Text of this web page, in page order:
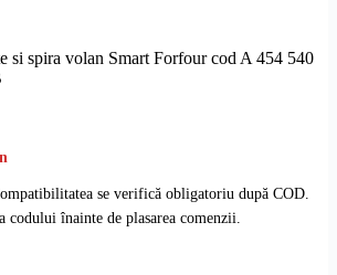
si spira volan Smart Forfour cod A 454 540
se verifică obligatoriu după COD.
codului înainte de plasarea comenzii.